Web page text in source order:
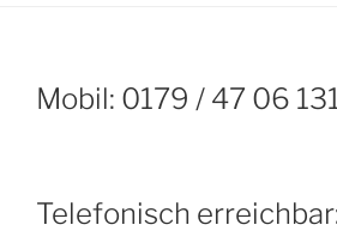
Mobil: 0179 / 47 06
Telefonisch